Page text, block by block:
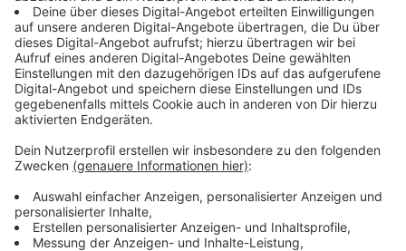
Gewinner ausgelost. Sie werden Mittwoch informiert.
Für sie gelten beim Duell mit RB Leipzig am
Samstag neue Regeln. Das fängt schon bei der
Anreise an. Wegen der Corona-Pandemie gilt das
Heimspiel-Ticket nicht als Fahrausweis für Bus und
Bahn. Besucher die Taschen, größer als DIN A4 Format
haben, müssen draußen bleiben. Im Stadion dürfen sich
Zuschauer dann nur noch im eigenen Sektor
hier.
Anzeige